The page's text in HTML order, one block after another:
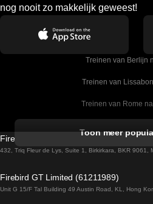
nog nooit zo makkelijk geweest!
Treinen van Berlijn
Treinen van
Treinen van Rome
Treinen van Sevilla
Treinen van Praag
Toon meer
Firebird GT Limited (OC 1451)
432, Triq Fleur de Lys, Suite 1, Birkirkara, BKR 9061,
Firebird GT Limited (61211989)
Unit G 15/F Tal Building 49 Austin Road, KL, Hong